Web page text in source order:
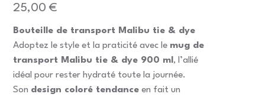
Prix
25,00 €
Bouteille de transport Malibu tie & dye
Adoptez le style et la praticité avec le mug de
transport Malibu tie & dye 900 ml, l’allié
idéal pour rester hydraté toute la journée.
Son design coloré tendance en fait un